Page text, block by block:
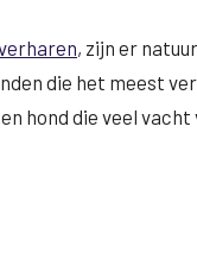
, zijn er
die het meest
hond die veel